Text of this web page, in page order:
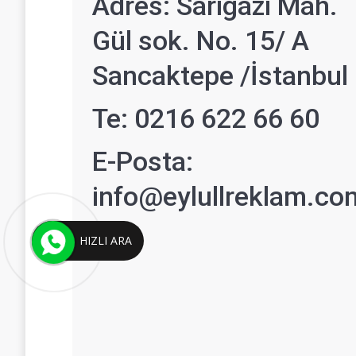
Gül sok. No. 15/ A
Sancaktepe /İstanbul
Te: 0216 622 66 60
E-Posta:
HIZLI ARA